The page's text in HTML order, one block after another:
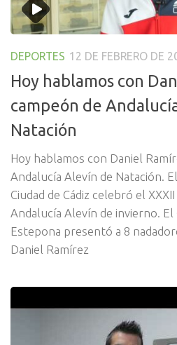
DEPORTES 12 DE FEBRERO DE
Hoy hablamos con
campeón de
Natación
Hoy hablamos con Daniel
Andalucía Alevín de Natación.
Ciudad de Cádiz celebró el
Andalucía Alevín de invierno. El
Estepona presentó a 8
Daniel Ramírez